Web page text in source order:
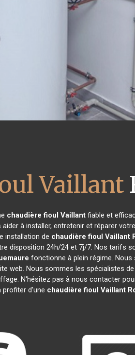
Vaillant
chaudière fioul Vaillant fiable et
à installer, entretenir et réparer votre
installation de chaudière fioul Vaillant
disposition 24h/24 et 7j/7. Nos tarifs
fonctionne à plein régime.
web. Nous sommes les spécialistes
N'hésitez pas à nous contacter
profiter d'une chaudière fioul Vaillant